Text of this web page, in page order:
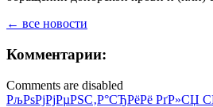
← все новости
Комментарии:
Comments are disabled
РљРѕРјРјРµРЅС‚Р°СЂРёРё РґР»СЏ